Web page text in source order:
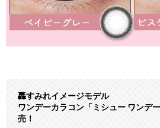
轟すみれイメージモデル
ワンデーカラコン「ミシュー ワンデ
売！